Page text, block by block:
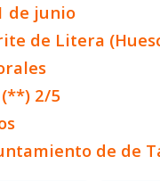
de junio
de Litera
2/5
de de